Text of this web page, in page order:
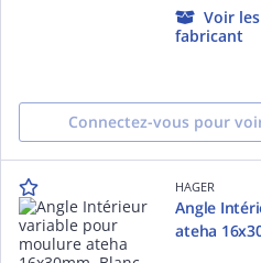
Voir
fabricant
Connectez-vous pour
HAGER
Angle
ateha